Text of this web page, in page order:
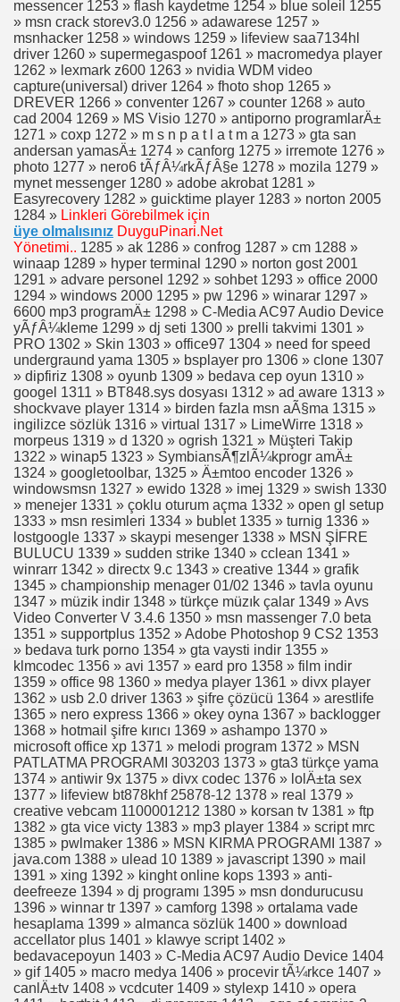
messencer 1253 » flash kaydetme 1254 » blue soleil 1255
» msn crack storev3.0 1256 » adawarese 1257 »
msnhacker 1258 » windows 1259 » lifeview saa7134hl
driver 1260 » supermegaspoof 1261 » macromedya player
1262 » lexmark z600 1263 » nvidia WDM video
capture(universal) driver 1264 » fhoto shop 1265 »
DREVER 1266 » conventer 1267 » counter 1268 » auto
cad 2004 1269 » MS Visio 1270 » antiporno programlarÄ±
1271 » coxp 1272 » m s n p a t l a t m a 1273 » gta san
andersan yamasÄ± 1274 » canforg 1275 » irremote 1276 »
photo 1277 » nero6 tÃƒÂ¼rkÃƒÂ§e 1278 » mozila 1279 »
mynet messenger 1280 » adobe akrobat 1281 »
Easyrecovery 1282 » guicktime player 1283 » norton 2005
1284 » Linkleri Görebilmek için
üye olmalısınız DuyguPinari.Net
Yönetimi.. 1285 » ak 1286 » confrog 1287 » cm 1288 »
winaap 1289 » hyper terminal 1290 » norton gost 2001
1291 » advare personel 1292 » sohbet 1293 » office 2000
1294 » windows 2000 1295 » pw 1296 » winarar 1297 »
6600 mp3 programÄ± 1298 » C-Media AC97 Audio Device
yÃƒÂ¼kleme 1299 » dj seti 1300 » prelli takvimi 1301 »
PRO 1302 » Skin 1303 » office97 1304 » need for speed
undergraund yama 1305 » bsplayer pro 1306 » clone 1307
» dipfiriz 1308 » oyunb 1309 » bedava cep oyun 1310 »
googel 1311 » BT848.sys dosyası 1312 » ad aware 1313 »
shockvave player 1314 » birden fazla msn aÃ§ma 1315 »
ingilizce sözlük 1316 » virtual 1317 » LimeWirre 1318 »
morpeus 1319 » d 1320 » ogrish 1321 » Müşteri Takip
1322 » winap5 1323 » SymbiansÃ¶zlÃ¼kprogr amÄ±
1324 » googletoolbar, 1325 » Ä±mtoo encoder 1326 »
windowsmsn 1327 » ewido 1328 » imej 1329 » swish 1330
» menejer 1331 » çoklu oturum açma 1332 » open gl setup
1333 » msn resimleri 1334 » bublet 1335 » turnig 1336 »
lostgoogle 1337 » skaypi mesenger 1338 » MSN ŞİFRE
BULUCU 1339 » sudden strike 1340 » cclean 1341 »
winrarr 1342 » directx 9.c 1343 » creative 1344 » grafik
1345 » championship menager 01/02 1346 » tavla oyunu
1347 » müzik indir 1348 » türkçe müzık çalar 1349 » Avs
Video Converter V 3.4.6 1350 » msn massenger 7.0 beta
1351 » supportplus 1352 » Adobe Photoshop 9 CS2 1353
» bedava turk porno 1354 » gta vaysti indir 1355 »
klmcodec 1356 » avi 1357 » eard pro 1358 » film indir
1359 » office 98 1360 » medya player 1361 » divx player
1362 » usb 2.0 driver 1363 » şifre çözücü 1364 » arestlife
1365 » nero express 1366 » okey oyna 1367 » backlogger
1368 » hotmail şifre kırıcı 1369 » ashampo 1370 »
microsoft office xp 1371 » melodi program 1372 » MSN
PATLATMA PROGRAMI 303203 1373 » gta3 türkçe yama
1374 » antiwir 9x 1375 » divx codec 1376 » lolÄ±ta sex
1377 » lifeview bt878khf 25878-12 1378 » real 1379 »
creative vebcam 1100001212 1380 » korsan tv 1381 » ftp
1382 » gta vice victy 1383 » mp3 player 1384 » script mrc
1385 » pwlmaker 1386 » MSN KIRMA PROGRAMI 1387 »
java.com 1388 » ulead 10 1389 » javascript 1390 » mail
1391 » xing 1392 » kinght online kops 1393 » anti-
deefreeze 1394 » dj programı 1395 » msn dondurucusu
1396 » winnar tr 1397 » camforg 1398 » ortalama vade
hesaplama 1399 » almanca sözlük 1400 » download
accellator plus 1401 » klawye script 1402 »
bedavacepoyun 1403 » C-Media AC97 Audio Device 1404
» gif 1405 » macro medya 1406 » procevir tÃ¼rkce 1407 »
canlÄ±tv 1408 » vcdcuter 1409 » stylexp 1410 » opera
İLGİNÇ GÖRÜNTÜLER VE BULUT,GÖKYÜZÜ
KENARI,HIRKA
TURİSTİK YERLER
RESİMLERİ VE ONLAR HAKKINDA GENİŞ BİLGİ
HALLERİ